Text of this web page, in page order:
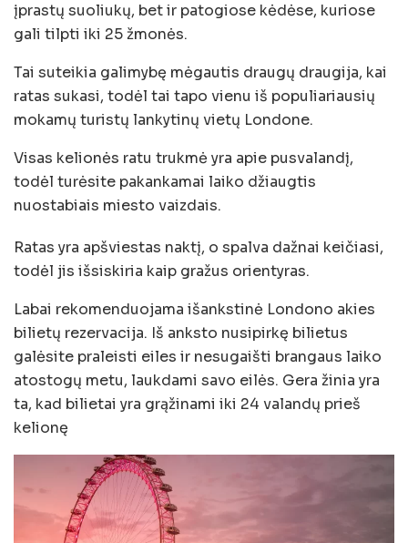
įprastų suoliukų, bet ir patogiose kėdėse, kuriose
gali tilpti iki 25 žmonės.
Tai suteikia galimybę mėgautis draugų draugija, kai
ratas sukasi, todėl tai tapo vienu iš populiariausių
mokamų turistų lankytinų vietų Londone.
Visas kelionės ratu trukmė yra apie pusvalandį,
todėl turėsite pakankamai laiko džiaugtis
nuostabiais miesto vaizdais.
Ratas yra apšviestas naktį, o spalva dažnai keičiasi,
todėl jis išsiskiria kaip gražus orientyras.
Labai rekomenduojama išankstinė Londono akies
bilietų rezervacija. Iš anksto nusipirkę bilietus
galėsite praleisti eiles ir nesugaišti brangaus laiko
atostogų metu, laukdami savo eilės. Gera žinia yra
ta, kad bilietai yra grąžinami iki 24 valandų prieš
kelionę